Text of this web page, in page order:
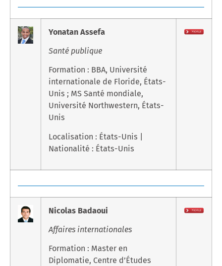
Yonatan Assefa
Santé publique
Formation : BBA, Université
internationale de Floride, États-
Unis ; MS Santé mondiale,
Université Northwestern, États-
Unis
Localisation : États-Unis |
Nationalité : États-Unis
Nicolas Badaoui
Affaires internationales
Formation : Master en
Diplomatie, Centre d’Études